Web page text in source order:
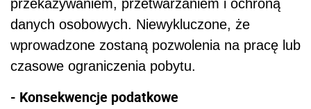
przekazywaniem, przetwarzaniem i ochroną
danych osobowych. Niewykluczone, że
wprowadzone zostaną pozwolenia na pracę lub
czasowe ograniczenia pobytu.
- Konsekwencje podatkowe